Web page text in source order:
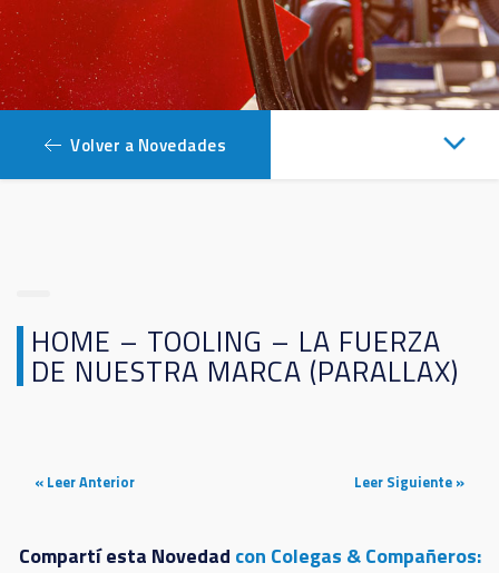
Volver a Novedades
HOME – TOOLING – LA FUERZA
DE NUESTRA MARCA (PARALLAX)
« Leer Anterior
Compartí esta Novedad con Colegas & Compañeros:
Leer Siguiente »